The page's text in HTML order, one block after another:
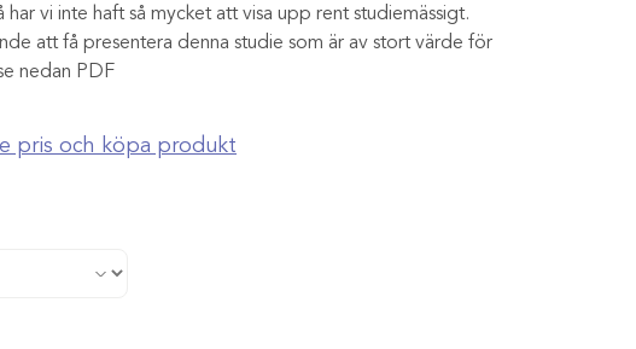
har vi inte haft så mycket att visa upp rent studiemässigt.
att få presentera denna studie som är av stort värde för
nedan PDF
pris och köpa produkt